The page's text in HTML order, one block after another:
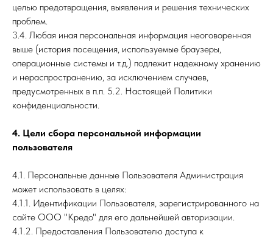
целью предотвращения, выявления и решения технических
проблем.
3.4. Любая иная персональная информация неоговоренная
выше (история посещения, используемые браузеры,
операционные системы и т.д.) подлежит надежному хранению
и нераспространению, за исключением случаев,
предусмотренных в п.п. 5.2. Настоящей Политики
конфиденциальности.
4. Цели сбора персональной информации
пользователя
4.1. Персональные данные Пользователя Администрация
может использовать в целях:
4.1.1. Идентификации Пользователя, зарегистрированного на
сайте ООО "Кредо" для его дальнейшей авторизации.
4.1.2. Предоставления Пользователю доступа к